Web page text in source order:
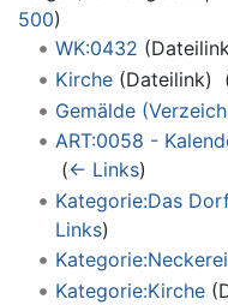
500)
WK:0432
Kirche(Dateilink) ‎
Gemälde
ART:0058 -
(← Links)
Kategorie:Das
Links)
Kategorie:Neckerei
Kategorie:Kirche